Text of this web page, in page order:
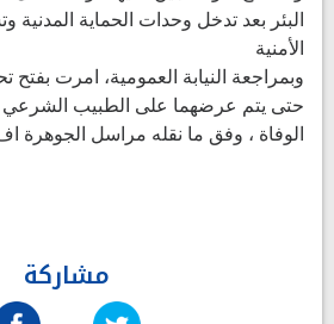
البئر بعد تدخل وحدات الحماية المدنية
الأمنية
وبمراجعة النيابة العمومية، امرت بفتح
حتى يتم عرضهما على الطبيب الشرعي
الوفاة ، وفق ما نقله مراسل الجوهرة
مشاركة